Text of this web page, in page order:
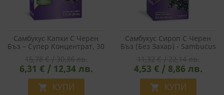
Самбукус Капки С Черен
Бъз – Супер Концентрат, 30
6,31 € / 12,34 лв.
 КУПИ
Самбукус Сироп С Черен
Бъз (без Захар) - Sambucus
4,53 € / 8,86 лв.
 КУПИ